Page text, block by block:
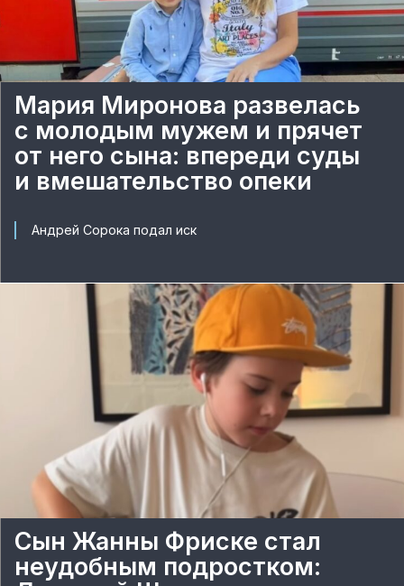
Мария Миронова развелась
с молодым мужем и прячет
от него сына: впереди суды
и вмешательство опеки
Андрей Сорока подал иск
Сын Жанны Фриске стал
неудобным подростком: